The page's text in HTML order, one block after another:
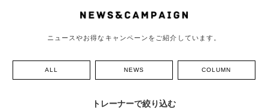
ニュースやお得なキャンペーンをご紹介しています。
ALL NEWS COLUMN
トレーナーで絞り込む